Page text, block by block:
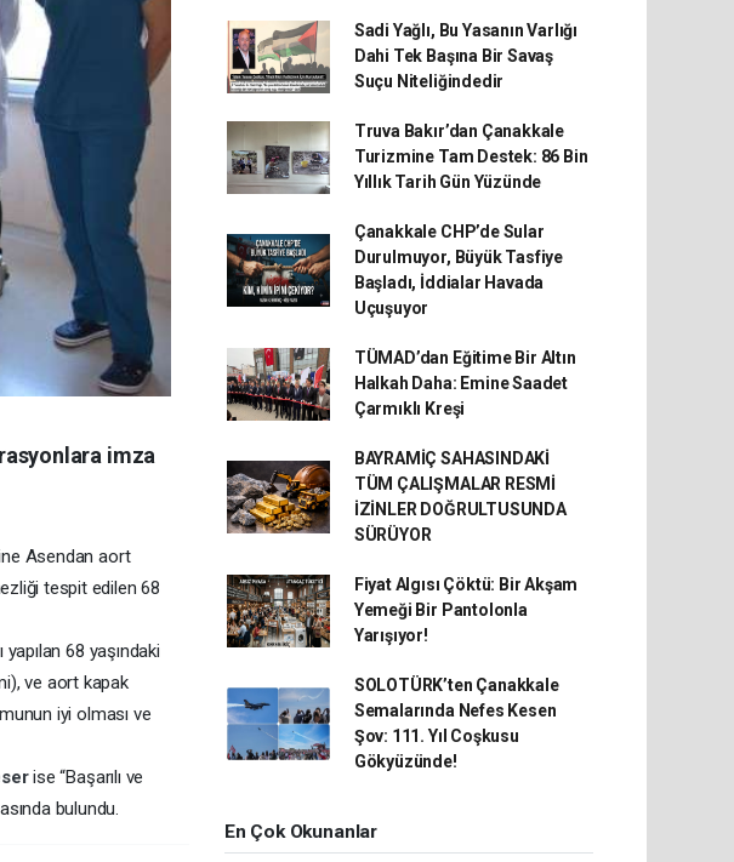
imza
Asendan aort
tespit edilen 68
yapılan 68 yaşındaki
ve aort kapak
iyi olması ve
ise “Başarılı ve
bulundu.
Sadi Yağlı, Bu Yasanın Varlığı
Dahi Tek Başına Bir Savaş
Suçu Niteliğindedir
Truva Bakır’dan Çanakkale
Turizmine Tam Destek: 86 Bin
Yıllık Tarih Gün Yüzünde
Çanakkale CHP’de Sular
Durulmuyor, Büyük Tasfiye
Başladı, İddialar Havada
Uçuşuyor
TÜMAD’dan Eğitime Bir Altın
Halkah Daha: Emine Saadet
Çarmıklı Kreşi
BAYRAMİÇ SAHASINDAKİ
TÜM ÇALIŞMALAR RESMİ
İZİNLER DOĞRULTUSUNDA
SÜRÜYOR
Fiyat Algısı Çöktü: Bir Akşam
Yemeği Bir Pantolonla
Yarışıyor!
SOLOTÜRK’ten Çanakkale
Semalarında Nefes Kesen
Şov: 111. Yıl Coşkusu
Gökyüzünde!
En Çok Okunanlar